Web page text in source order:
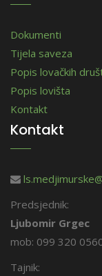
Dokumenti
Tijela saveza
Popis lovačkih
Popis lovišta
Kontakt
Kontakt
Predsjednik:
Ljubomir Grgec
mob: 099 320
Tajnik: